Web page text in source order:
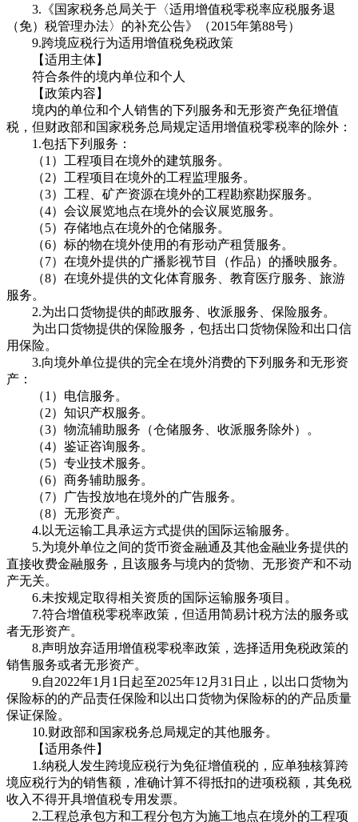
3.《国家税务总局关于〈适用增值税零税率应税服务退
（免）税管理办法〉的补充公告》（2015年第88号）
9.跨境应税行为适用增值税免税政策
【适用主体】
符合条件的境内单位和个人
【政策内容】
境内的单位和个人销售的下列服务和无形资产免征增值
税，但财政部和国家税务总局规定适用增值税零税率的除外：
1.包括下列服务：
（1）工程项目在境外的建筑服务。
（2）工程项目在境外的工程监理服务。
（3）工程、矿产资源在境外的工程勘察勘探服务。
（4）会议展览地点在境外的会议展览服务。
（5）存储地点在境外的仓储服务。
（6）标的物在境外使用的有形动产租赁服务。
（7）在境外提供的广播影视节目（作品）的播映服务。
（8）在境外提供的文化体育服务、教育医疗服务、旅游
服务。
2.为出口货物提供的邮政服务、收派服务、保险服务。
为出口货物提供的保险服务，包括出口货物保险和出口信
用保险。
3.向境外单位提供的完全在境外消费的下列服务和无形资
产：
（1）电信服务。
（2）知识产权服务。
（3）物流辅助服务（仓储服务、收派服务除外）。
（4）鉴证咨询服务。
（5）专业技术服务。
（6）商务辅助服务。
（7）广告投放地在境外的广告服务。
（8）无形资产。
4.以无运输工具承运方式提供的国际运输服务。
5.为境外单位之间的货币资金融通及其他金融业务提供的
直接收费金融服务，且该服务与境内的货物、无形资产和不动
产无关。
6.未按规定取得相关资质的国际运输服务项目。
7.符合增值税零税率政策，但适用简易计税方法的服务或
者无形资产。
8.声明放弃适用增值税零税率政策，选择适用免税政策的
销售服务或者无形资产。
9.自2022年1月1日起至2025年12月31日止，以出口货物为
保险标的的产品责任保险和以出口货物为保险标的的产品质量
保证保险。
10.财政部和国家税务总局规定的其他服务。
【适用条件】
1.纳税人发生跨境应税行为免征增值税的，应单独核算跨
境应税行为的销售额，准确计算不得抵扣的进项税额，其免税
收入不得开具增值税专用发票。
2.工程总承包方和工程分包方为施工地点在境外的工程项